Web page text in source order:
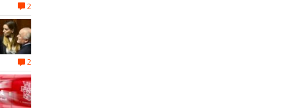
2
2